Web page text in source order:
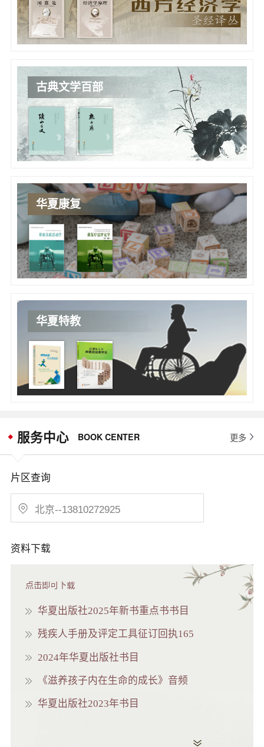
古典文学百部
华夏康复
华夏特教
服务中心 BOOK CENTER 更多
片区查询
资料下载
点击即可下载
华夏出版社2025年新书重点书书目
残疾人手册及评定工具征订回执165
2024年华夏出版社书目
《滋养孩子内在生命的成长》音频
华夏出版社2023年书目